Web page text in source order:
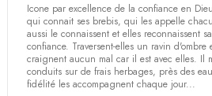
(2 avis)
Icone par excellence de la confiance en
qui connait ses brebis, qui les appelle
aussi le connaissent et elles reconnaissent
confiance. Traversent-elles un ravin
craignent aucun mal car il est avec elles. Il
conduits sur de frais herbages, près des
fidélité les accompagnent chaque jour...